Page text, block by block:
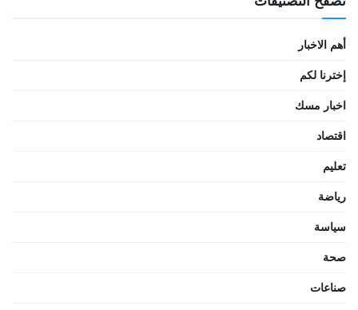
أهم الاخبار
إخترنا لكم
اخبار مسك
اقتصاد
تعليم
رياضة
سياسة
صحة
صناعات